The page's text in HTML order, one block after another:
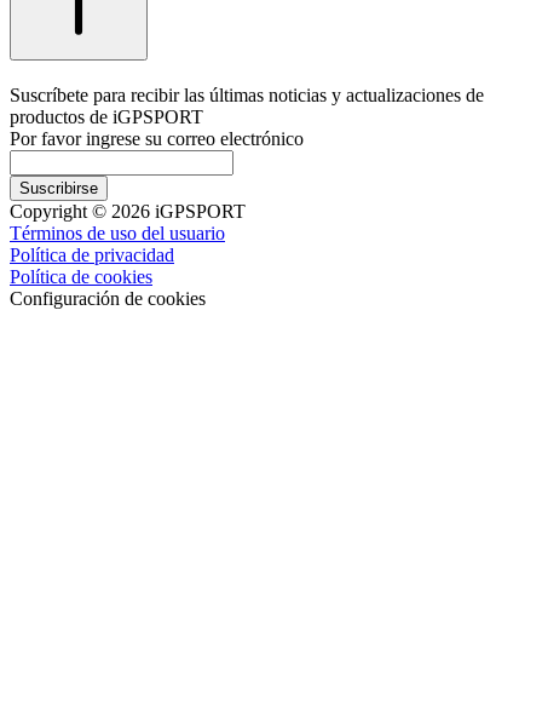
Suscríbete para recibir las últimas noticias y actualizaciones de
productos de iGPSPORT
Por favor ingrese su correo electrónico
Suscribirse
Copyright © 2026 iGPSPORT
Términos de uso del usuario
Política de privacidad
Política de cookies
Configuración de cookies